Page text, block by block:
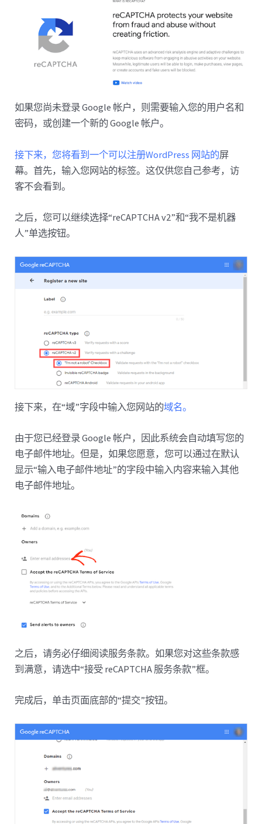
如果您尚未登录 Google 帐户，则需要输入您的用户名和
密码，或创建一个新的 Google 帐户。
接下来，您将看到一个可以注册WordPress 网站的屏
幕。首先，输入您网站的标签。这仅供您自己参考，访
客不会看到。
之后，您可以继续选择“reCAPTCHA v2”和“我不是机器
人”单选按钮。
接下来，在“域”字段中输入您网站的域名。
由于您已经登录 Google 帐户，因此系统会自动填写您的
电子邮件地址。但是，如果您愿意，您可以通过在默认
显示“输入电子邮件地址”的字段中输入内容来输入其他
电子邮件地址。
之后，请务必仔细阅读服务条款。如果您对这些条款感
到满意，请选中“接受 reCAPTCHA 服务条款”框。
完成后，单击页面底部的“提交”按钮。